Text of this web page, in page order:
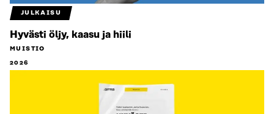
JULKAISU
Hyvästi öljy, kaasu ja hiili
MUISTIO
2026